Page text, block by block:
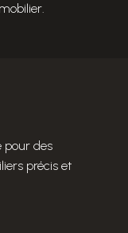
pour des
précis et